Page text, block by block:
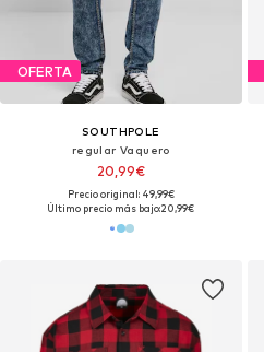
OFERTA
SOUTHPOLE
regular Vaquero
20,99€
Precio original: 49,99€
Último precio más bajo:20,99€